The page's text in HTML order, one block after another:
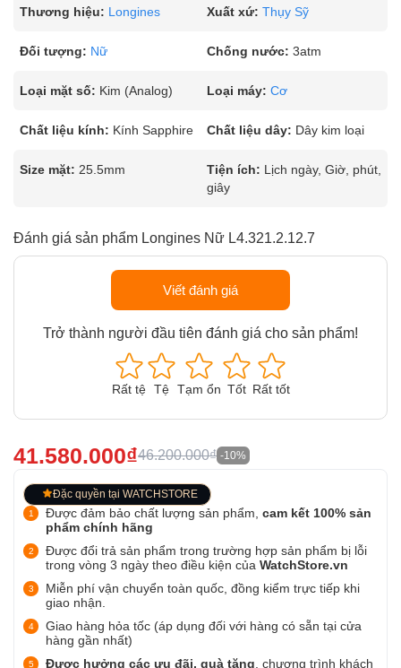
Thương hiệu: Longines Xuất xứ: Thụy Sỹ
Đối tượng: Nữ Chống nước: 3atm
Loại mặt số: Kim (Analog) Loại máy: Cơ
Chất liệu kính: Kính Sapphire Chất liệu dây: Dây kim loại
Size mặt: 25.5mm Tiện ích: Lịch ngày, Giờ, phút,
giây
Đánh giá sản phẩm Longines Nữ L4.321.2.12.7
Viết đánh giá
Trở thành người đầu tiên đánh giá cho sản phẩm!
Rất tệ Tệ Tạm ổn Tốt Rất tốt
41.580.000₫46.200.000₫ -10%
Đặc quyền tại WATCHSTORE
Được đảm bảo chất lượng sản phẩm, cam kết 100% sản
phẩm chính hãng
Được đổi trả sản phẩm trong trường hợp sản phẩm bị lỗi
trong vòng 3 ngày theo điều kiện của WatchStore.vn
Miễn phí vận chuyển toàn quốc, đồng kiểm trực tiếp khi
giao nhận.
Giao hàng hỏa tốc (áp dụng đối với hàng có sẵn tại cửa
hàng gần nhất)
Được hưởng các ưu đãi, quà tặng , chương trình khách